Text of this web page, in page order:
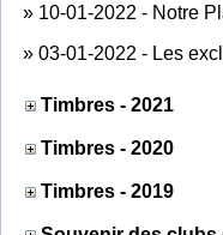
» 10-01-2022 - Notre
» 03-01-2022 - Les
Timbres - 2021
Timbres - 2020
Timbres - 2019